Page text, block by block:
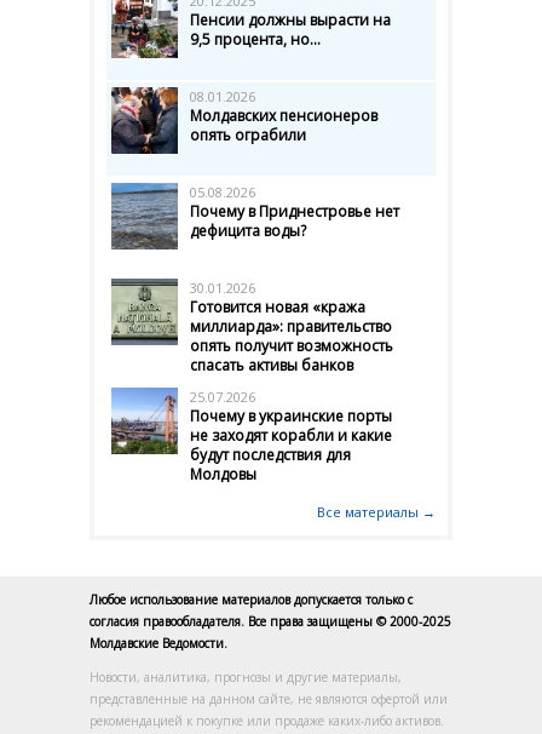
Пенсии должны вырасти на
9,5 процента, но...
08.01.2026
Молдавских пенсионеров
опять ограбили
05.08.2026
Почему в Приднестровье нет
дефицита воды?
30.01.2026
Готовится новая «кража
миллиарда»: правительство
опять получит возможность
спасать активы банков
25.07.2026
Почему в украинские порты
не заходят корабли и какие
будут последствия для
Молдовы
Все материалы →
Любое использование материалов допускается только с
согласия правообладателя. Все права защищены © 2000-2025
Молдавские Ведомости.
Новости, аналитика, прогнозы и другие материалы,
представленные на данном сайте, не являются офертой или
рекомендацией к покупке или продаже каких-либо активов.